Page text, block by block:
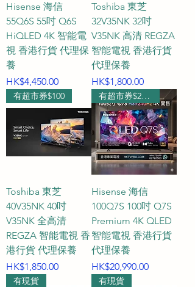
Hisense 海信
55Q6S 55吋 Q6S
HiQLED 4K 智能電
視 香港行貨 代理保
養
價格
HK$4,450.00
Toshiba 東芝
32V35NK 32吋
V35NK 高清 REGZA
智能電視 香港行貨
代理保養
價格
HK$1,800.00
有超市券$100
Toshiba 東芝
40V35NK 40吋
V35NK 全高清
REGZA 智能電視 香
港行貨 代理保養
價格
HK$1,850.00
有超市券$2000
Hisense 海信
100Q7S 100吋 Q7S
Premium 4K QLED
智能電視 香港行貨
代理保養
價格
HK$20,990.00
有現貨 有現貨